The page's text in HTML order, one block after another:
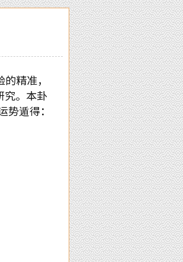
精准，
究。本卦
遁得：